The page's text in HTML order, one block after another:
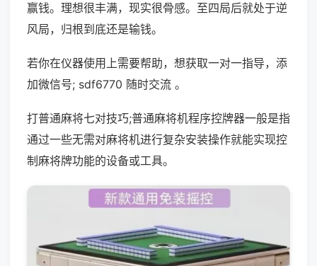
赢钱。理想很丰满，现实很骨感。至四局后就处于逆
风局，归根到底还是输钱。
若你在仪器使用上需要帮助，想获取一对一指导，添
加微信号; sdf6770 随时交流 。
打普通麻将七对技巧;普通麻将机程序控牌器一般是指
通过一些无需对麻将机进行复杂安装操作就能实现控
制麻将牌功能的设备或工具。